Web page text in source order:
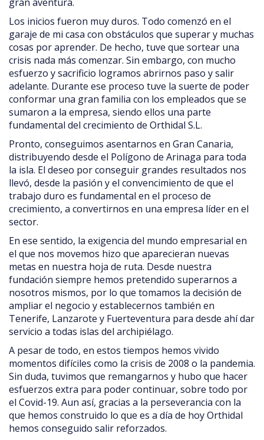
Los inicios fueron muy duros. Todo comenzó en el
garaje de mi casa con obstáculos que superar y muchas
cosas por aprender. De hecho, tuve que sortear una
crisis nada más comenzar. Sin embargo, con mucho
esfuerzo y sacrificio logramos abrirnos paso y salir
adelante. Durante ese proceso tuve la suerte de poder
conformar una gran familia con los empleados que se
sumaron a la empresa, siendo ellos una parte
fundamental del crecimiento de Orthidal S.L.
Pronto, conseguimos asentarnos en Gran Canaria,
distribuyendo desde el Polígono de Arinaga para toda
la isla. El deseo por conseguir grandes resultados nos
llevó, desde la pasión y el convencimiento de que el
trabajo duro es fundamental en el proceso de
crecimiento, a convertirnos en una empresa líder en el
sector.
En ese sentido, la exigencia del mundo empresarial en
el que nos movemos hizo que aparecieran nuevas
metas en nuestra hoja de ruta. Desde nuestra
fundación siempre hemos pretendido superarnos a
nosotros mismos, por lo que tomamos la decisión de
ampliar el negocio y establecernos también en
Tenerife, Lanzarote y Fuerteventura para desde ahí dar
servicio a todas islas del archipiélago.
A pesar de todo, en estos tiempos hemos vivido
momentos difíciles como la crisis de 2008 o la pandemia.
Sin duda, tuvimos que remangarnos y hubo que hacer
esfuerzos extra para poder continuar, sobre todo por
el Covid-19. Aun así, gracias a la perseverancia con la
que hemos construido lo que es a día de hoy Orthidal
hemos conseguido salir reforzados.